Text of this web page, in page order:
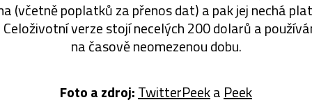
(včetně poplatků za přenos dat) a pak jej nechá
verze stojí necelých 200 dolarů a
na časově neomezenou dobu.
Foto a zdroj:TwitterPeekaPeek